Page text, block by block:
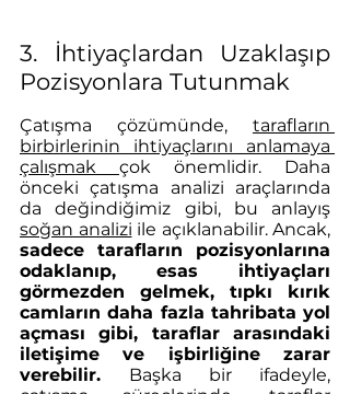
3. İhtiyaçlardan Uzaklaşıp
Pozisyonlara Tutunmak
Çatışma çözümünde, tarafların
birbirlerinin ihtiyaçlarını anlamaya
çalışmak çok önemlidir. Daha
önceki çatışma analizi araçlarında
soğan analizi
sadece tarafların pozisyonlarına
odaklanıp, esas ihtiyaçları
görmezden gelmek, tıpkı kırık
camların daha fazla tahribata yol
açması gibi, taraflar arasındaki
iletişime ve işbirliğine zarar
verebilir. Başka bir ifadeyle,